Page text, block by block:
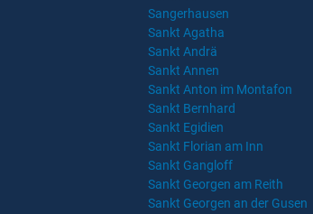
Sangerhausen
Sankt Agatha
Sankt Andrä
Sankt Annen
Sankt Anton im Montafon
Sankt Bernhard
Sankt Egidien
Sankt Florian am Inn
Sankt Gangloff
Sankt Georgen am Reith
Sankt Georgen an der Gusen